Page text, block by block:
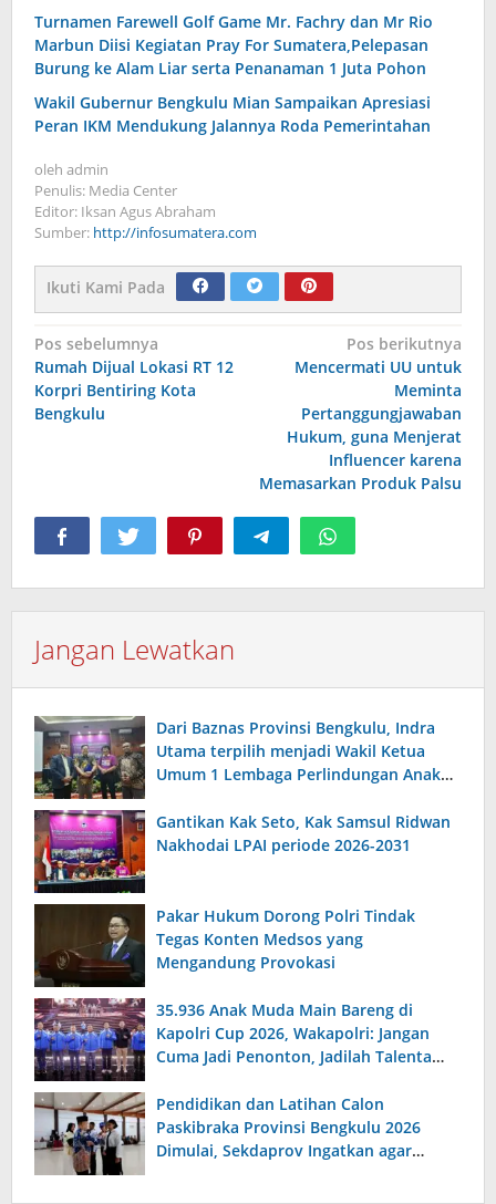
Turnamen Farewell Golf Game Mr. Fachry dan Mr Rio
Marbun Diisi Kegiatan Pray For Sumatera,Pelepasan
Burung ke Alam Liar serta Penanaman 1 Juta Pohon
Wakil Gubernur Bengkulu Mian Sampaikan Apresiasi
Peran IKM Mendukung Jalannya Roda Pemerintahan
oleh admin
Penulis: Media Center
Editor: Iksan Agus Abraham
Sumber: http://infosumatera.com
Ikuti Kami Pada
Navigasi
pos
Pos sebelumnya
Rumah Dijual Lokasi RT 12
Korpri Bentiring Kota
Bengkulu
Pos berikutnya
Mencermati UU untuk
Meminta
Pertanggungjawaban
Hukum, guna Menjerat
Influencer karena
Memasarkan Produk Palsu
Jangan Lewatkan
Dari Baznas Provinsi Bengkulu, Indra
Utama terpilih menjadi Wakil Ketua
Umum 1 Lembaga Perlindungan Anak
Gantikan Kak Seto, Kak Samsul Ridwan
Nakhodai LPAI periode 2026-2031
Pakar Hukum Dorong Polri Tindak
Tegas Konten Medsos yang
Mengandung Provokasi
35.936 Anak Muda Main Bareng di
Kapolri Cup 2026, Wakapolri: Jangan
Cuma Jadi Penonton, Jadilah Talenta
Pendidikan dan Latihan Calon
Paskibraka Provinsi Bengkulu 2026
Dimulai, Sekdaprov Ingatkan agar